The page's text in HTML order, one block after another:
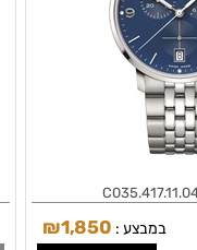
במבצע : ₪1,850